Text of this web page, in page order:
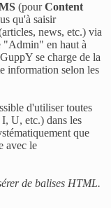
(pourContent
qu'à saisir
news, etc.) via
"Admin" en haut à
se charge de la
information selon les
d'utiliser toutes
U, etc.) dans les
que
avec le
de balises HTML.